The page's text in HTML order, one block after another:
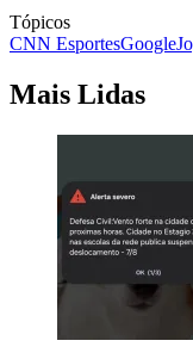
Tópicos
CNN EsportesGoogle
Mais Lidas